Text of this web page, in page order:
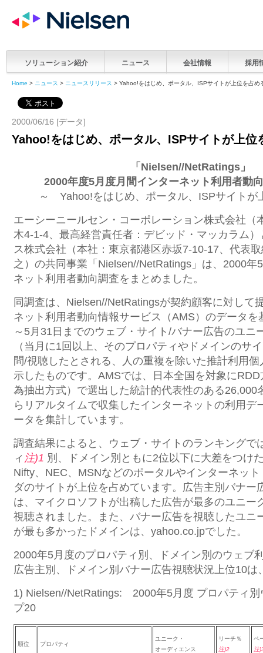
ソリューション紹介 ニュース 会社情報 採用
Home > ニュース > ニュースリリース > Yahoo!をはじめ、ポータル、ISPサイトが上位を占め
2000/06/16 [データ]
Yahoo!をはじめ、ポータル、ISPサイトが上位
「Nielsen//NetRatings」
2000年度5月度月間インターネット利用者動
～ Yahoo!をはじめ、ポータル、ISPサイト
エーシーニールセン・コーポレーション株式会社（
木4-1-4、最高経営責任者：デビッド・マッカラム
ス株式会社（本社：東京都港区赤坂7-10-17、代表
之）の共同事業「Nielsen//NetRatings」は、2000年
ネット利用者動向調査をまとめました。
同調査は、Nielsen//NetRatingsが契約顧客に対して
ネット利用者動向情報サービス（AMS）のデータを
～5月31日までのウェブ・サイト/バナー広告のユニ
（当月に1回以上、そのプロパティやドメインのサ
問/視聴したとされる、人の重複を除いた推計利用
示したものです。AMSでは、日本全国を対象に
為抽出方式）で選出した統計的代表性のある26,000
らリアルタイムで収集したインターネットの利用デ
ータを集計しています。
調査結果によると、ウェブ・サイトのランキングで
ィ 注)1 別、ドメイン別ともに2位以下に大差をつけ
Nifty、NEC、MSNなどのポータルやインターネッ
ダのサイトが上位を占めています。広告主別バナー
は、マイクロソフトが出稿した広告が最多のユニー
視聴されました。また、バナー広告を視聴したユニ
が最も多かったドメインは、yahoo.co.jpでした。
2000年5月度のプロパティ別、ドメイン別のウェブ
広告主別、ドメイン別バナー広告視聴状況上位10は
1) Nielsen//NetRatings: 2000年5月度 プロパティ別
プ20
順位 プロパティ
ユニーク・
オーディエンス
リーチ％
注)2
ペ
注